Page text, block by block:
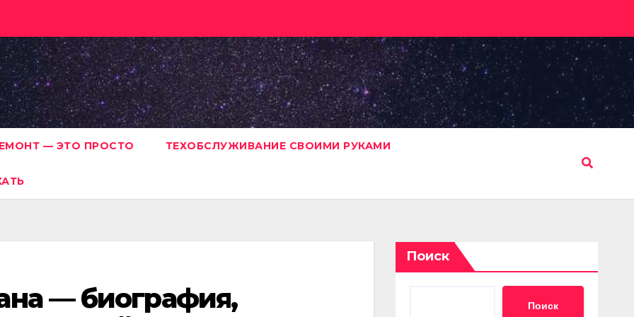
— ЭТО ПРОСТО ТЕХОБСЛУЖИВАНИЕ СВОИМИ РУКАМИ
— биография,
Поиск
Поиск